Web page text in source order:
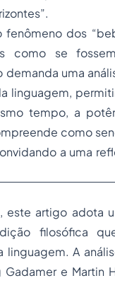
fenômeno dos
como se
uma
linguagem,
tempo, a
como
a uma
artigo adota
filosófica
A
e Martin